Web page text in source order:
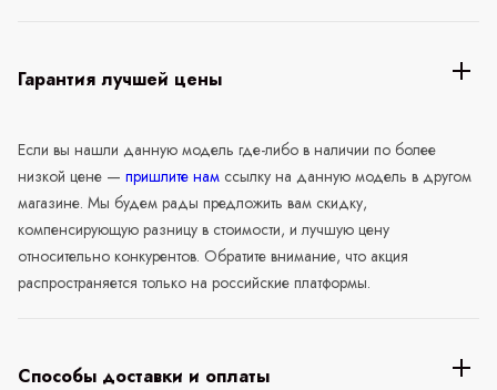
Гарантия лучшей цены
Если вы нашли данную модель где-либо в наличии по более
низкой цене — пришлите нам ссылку на данную модель в другом
магазине. Мы будем рады предложить вам скидку,
компенсирующую разницу в стоимости, и лучшую цену
относительно конкурентов. Обратите внимание, что акция
распространяется только на российские платформы.
Способы доставки и оплаты